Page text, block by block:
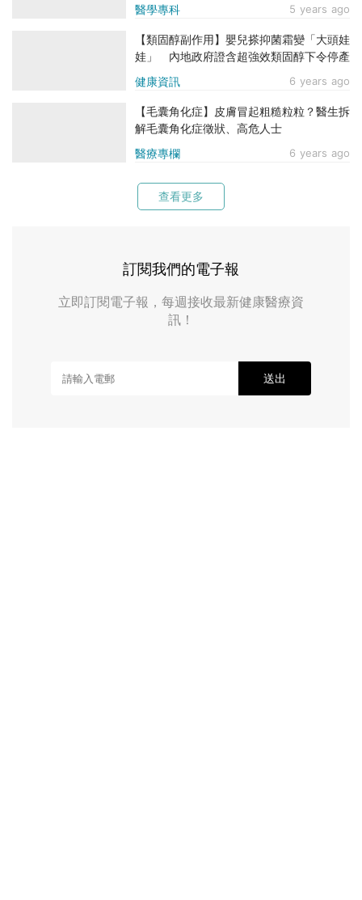
醫學專科 5 years ago
健康資訊 6 years ago
【類固醇副作用】嬰兒搽抑菌霜變「大頭娃
娃」 內地政府證含超強效類固醇下令停產
醫療專欄 6 years ago
【毛囊角化症】皮膚冒起粗糙粒粒？醫生拆
解毛囊角化症徵狀、高危人士
查看更多
訂閱我們的電子報
立即訂閱電子報，每週接收最新健康醫療資
訊！
送出